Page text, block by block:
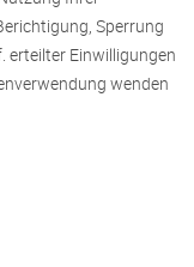
Sperrung
erteilter Einwilligungen
wenden